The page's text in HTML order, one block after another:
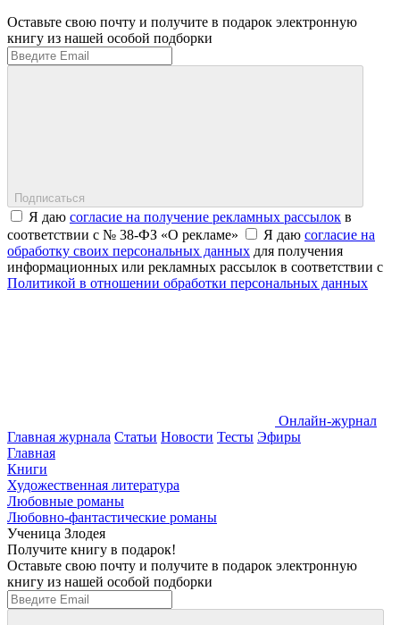
Оставьте свою почту и получите в подарок электронную
книгу из нашей особой подборки
Подписаться
Я даю согласие на получение рекламных рассылок в
соответствии с № 38-ФЗ «О рекламе»
Я даю согласие на
обработку своих персональных данных для получения
информационных или рекламных рассылок в соответствии с
Политикой в отношении обработки персональных данных
Онлайн-журнал
Главная журнала Статьи Новости Тесты Эфиры
Главная
Книги
Художественная литература
Любовные романы
Любовно-фантастические романы
Ученица Злодея
Получите книгу в подарок!
Оставьте свою почту и получите в подарок электронную
книгу из нашей особой подборки